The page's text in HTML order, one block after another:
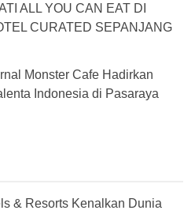
ALL YOU CAN EAT DI
CURATED SEPANJANG
Monster Cafe Hadirkan
Indonesia di Pasaraya
& Resorts Kenalkan Dunia